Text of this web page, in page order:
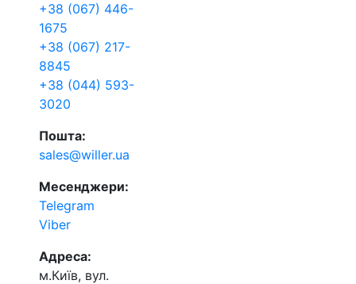
+38 (067) 446-
1675
+38 (067) 217-
8845
+38 (044) 593-
3020
Пошта:
sales@willer.ua
Месенджери:
Telegram
Viber
Адреса:
м.Київ, вул.